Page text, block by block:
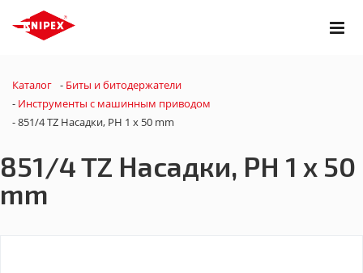
Каталог - Биты и битодержатели
- Инструменты с машинным приводом
-851/4 TZ Насадки, PH 1 x 50 mm
851/4 TZ Насадки, PH 1 x 50
mm